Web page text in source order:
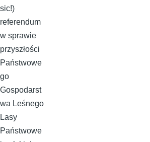
sic!)
referendum
w sprawie
przyszłości
Państwowe
go
Gospodarst
wa Leśnego
Lasy
Państwowe